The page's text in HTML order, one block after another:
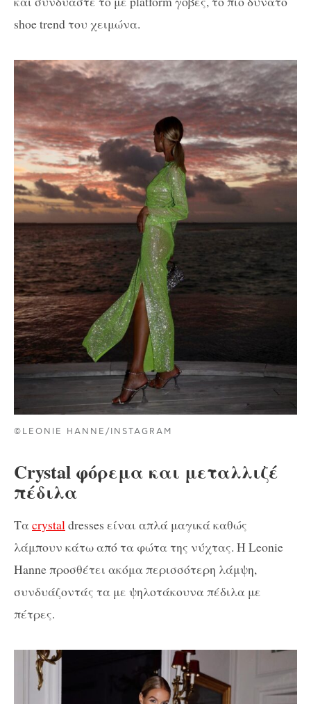
shoe trend του χειμώνα.
©LEONIE HANNE/INSTAGRAM
Crystal φόρεμα και μεταλλιζέ
πέδιλα
Ταcrystaldresses είναι απλά μαγικά καθώς
λάμπουν κάτω από τα φώτα της νύχτας. Η Leonie
Hanne προσθέτει ακόμα περισσότερη λάμψη,
συνδυάζοντάς τα με ψηλοτάκουνα πέδιλα με
πέτρες.